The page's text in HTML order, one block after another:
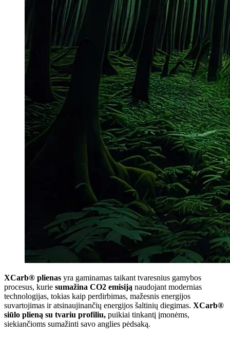
XCarb® plienas yra gaminamas taikant tvaresnius gamybos
procesus, kurie sumažina CO2 emisiją naudojant modernias
technologijas, tokias kaip perdirbimas, mažesnis energijos
suvartojimas ir atsinaujinančių energijos šaltinių diegimas. XCarb®
siūlo plieną su tvariu profiliu, puikiai tinkantį įmonėms,
siekiančioms sumažinti savo anglies pėdsaką.